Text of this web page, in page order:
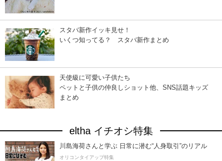
スタバ新作イッキ見せ！
いくつ知ってる？ スタバ新作まとめ
天使級に可愛い子供たち
ペットと子供の仲良しショット他、SNS話題キッズ
まとめ
eltha イチオシ特集
川島海荷さんと学ぶ 日常に潜む“人身取引”のリアル
オリコンタイアップ特集